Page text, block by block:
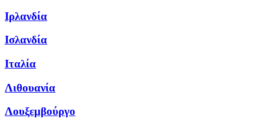
Ιρλανδία
Ισλανδία
Ιταλία
Λιθουανία
Λουξεμβούργο